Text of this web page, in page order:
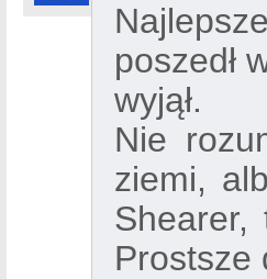
poszedł
wyjął.
Nie
ziemi,
Shearer,
Prostsze